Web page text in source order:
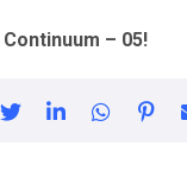
– 05!